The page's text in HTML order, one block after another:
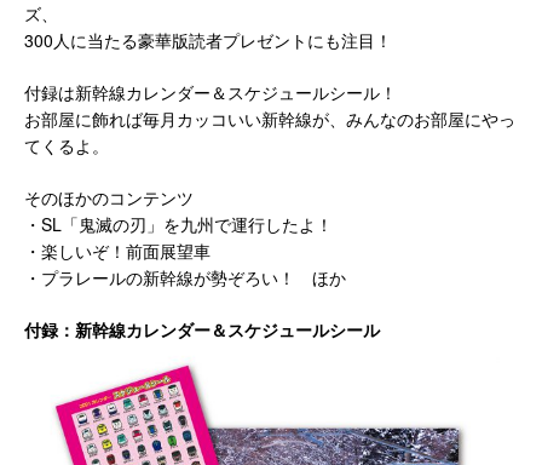
ズ、
300人に当たる豪華版読者プレゼントにも注目！
付録は新幹線カレンダー＆スケジュールシール！
お部屋に飾れば毎月カッコいい新幹線が、みんなのお部屋にやっ
てくるよ。
そのほかのコンテンツ
・SL「鬼滅の刃」を九州で運行したよ！
・楽しいぞ！前面展望車
・プラレールの新幹線が勢ぞろい！ ほか
付録：新幹線カレンダー＆スケジュールシール